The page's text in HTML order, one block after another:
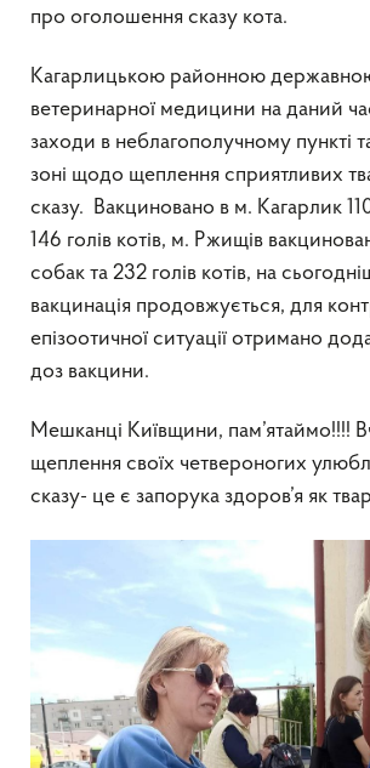
про оголошення сказу кота.
Кагарлицькою районною
ветеринарної медицини на даний
заходи в неблагополучному пункті
зоні щодо щеплення сприятливих
сказу. Вакциновано в м. Кагарлик
146 голів котів, м. Ржищів
собак та 232 голів котів, на
вакцинація продовжується, для
епізоотичної ситуації отримано
доз вакцини.
Мешканці Київщини, пам’ятаймо!!!!
щеплення своїх четвероногих
сказу- це є запорука здоров’я як